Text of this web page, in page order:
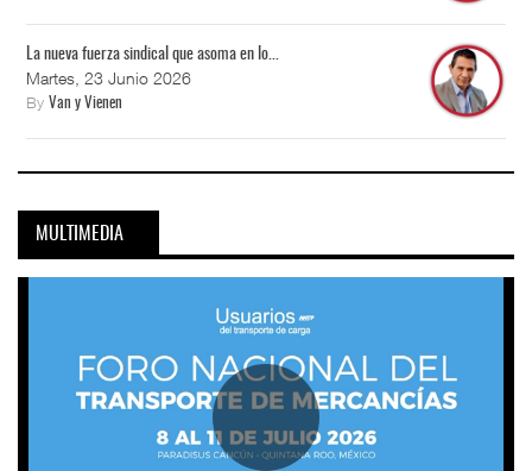
La nueva fuerza sindical que asoma en lo...
Martes, 23 Junio 2026
By Van y Vienen
MULTIMEDIA